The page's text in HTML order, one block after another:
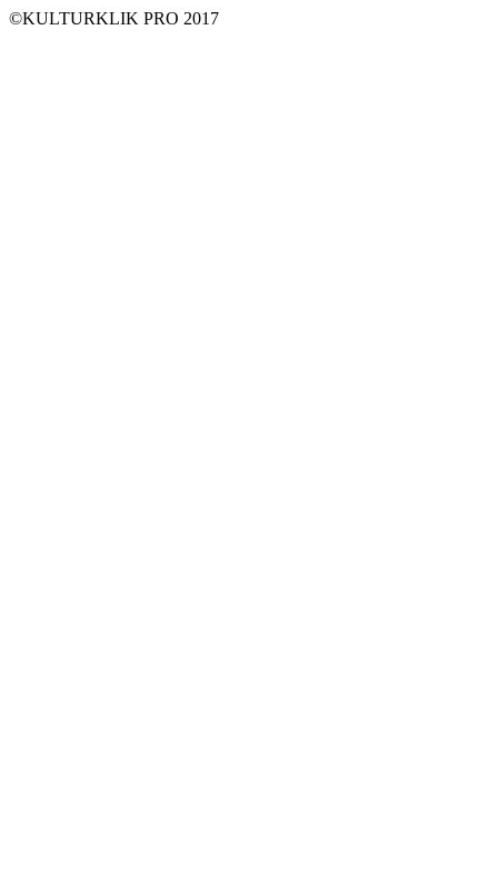
©KULTURKLIK PRO 2017